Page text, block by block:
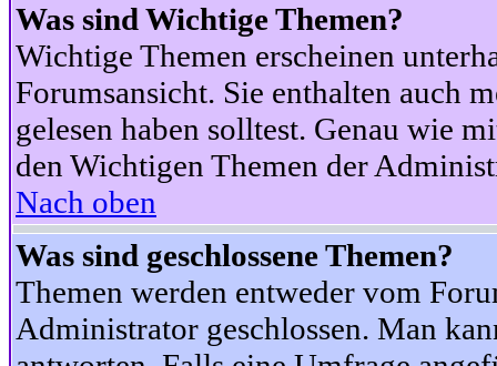
Was sind Wichtige Themen?
Wichtige Themen erscheinen
Forumsansicht. Sie enthalten auch
gelesen haben solltest. Genau wie
den Wichtigen Themen der
Nach oben
Was sind geschlossene Themen?
Themen werden entweder vom
Administrator geschlossen. Man